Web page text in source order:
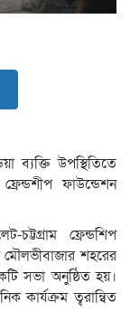
ব‌্যক্তি উপ‌স্থি‌তি‌তে
ফাউ‌ন্ডেশন
ফ্রেন্ডশিপ
মৌলভীবাজার শহরের
সভা অনুষ্ঠিত হয়।
কার্যক্রম ত্বরান্বিত